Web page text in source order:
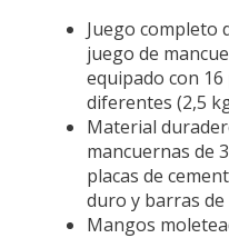
Juego completo
juego de
equipado con 16
diferentes (2,5
Material
mancuernas de
placas de
duro y barras de
Mangos